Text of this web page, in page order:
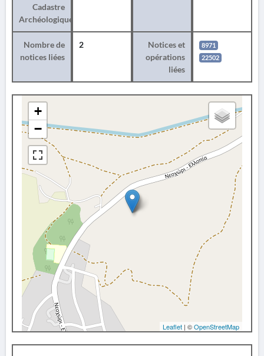
Cadastre
Archéologique
Nombre de
notices liées
2
Notices et
opérations
liées
8971
22502
+
−
Leaflet | ©OpenStreetMap